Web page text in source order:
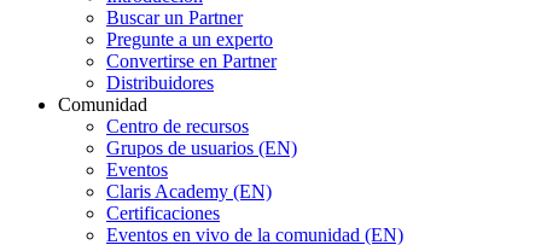
Buscar un Partner
Pregunte a un experto
Convertirse en Partner
Distribuidores
Comunidad
Centro de recursos
Grupos de usuarios (EN)
Eventos
Claris Academy (EN)
Certificaciones
Eventos en vivo de la comunidad (EN)